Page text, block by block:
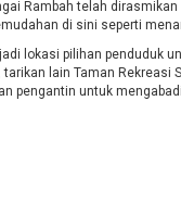
Rambah telah
di sini seperti
lokasi pilihan penduduk
lain Taman Rekreasi
pengantin untuk